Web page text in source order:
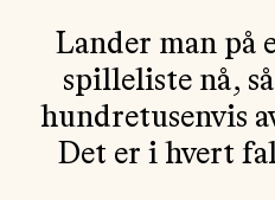
Lander man på
spilleliste nå,
hundretusenvis
Det er i hvert